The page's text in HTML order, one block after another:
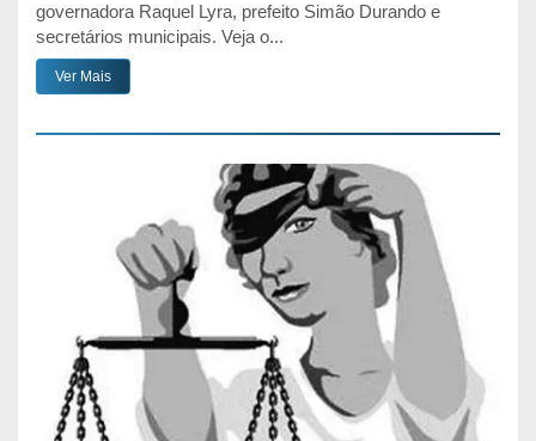
governadora Raquel Lyra, prefeito Simão Durando e
secretários municipais. Veja o...
Ver Mais